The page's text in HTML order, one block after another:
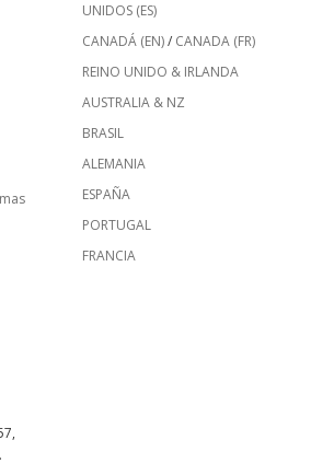
UNIDOS (ES)
CANADÁ (EN)/ CANADA (FR)
REINO UNIDO & IRLANDA
AUSTRALIA & NZ
BRASIL
ALEMANIA
ESPAÑA
PORTUGAL
FRANCIA